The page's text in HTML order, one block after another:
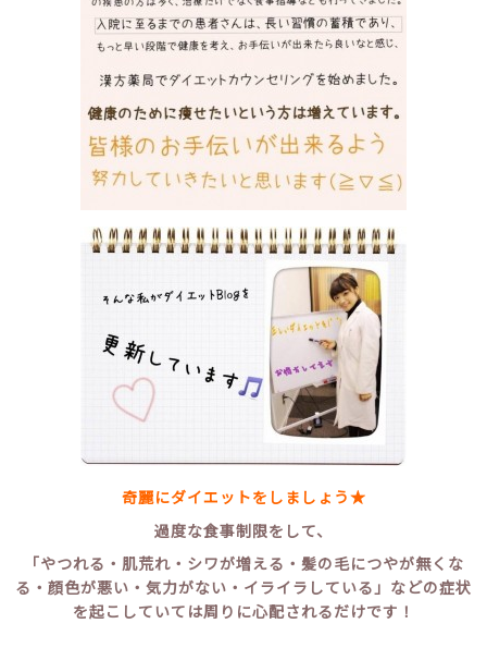
奇麗にダイエットをしましょう★
過度な食事制限をして、
「やつれる・肌荒れ・シワが増える・髪の毛につやが無くな
る・顔色が悪い・気力がない・イライラしている」などの症状
を起こしていては周りに心配されるだけです！